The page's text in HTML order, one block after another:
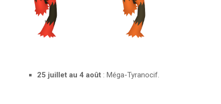
25 juillet au 4 août : Méga-Tyranocif.